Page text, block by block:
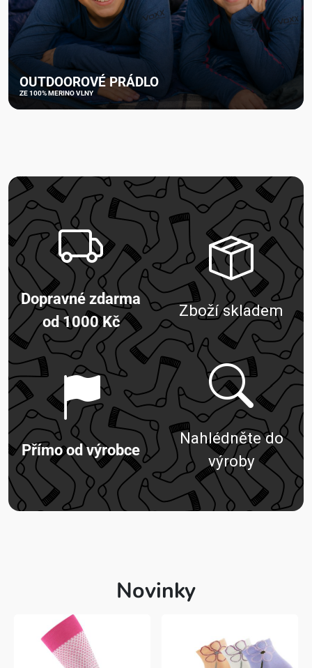
ZE 100% MERINO VLNY
OUTDOOROVÉ PRÁDLO
Dopravné zdarma
od 1000 Kč
Zboží skladem
Přímo od výrobce
Nahlédněte do
výroby
Novinky